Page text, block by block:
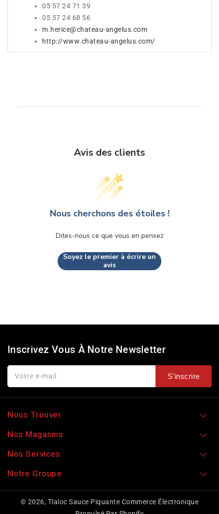
05 57 24 71 39
05 57 24 68 56
m.herice@chateau-angelus.com
http://www.chateau-angelus.com/
Avis des clients
Nous cherchons des étoiles !
Dites-nous ce que vous en pensez
Soyez le premier à écrire un
avis
Inscrivez Vous À Notre Newsletter
Votre e-mail S'inscrire
Nous Trouver
Nos Magasins
Nos Services
Notre Groupe
© 2026, Tlaloc Sauce Piquante Commerce Électronique